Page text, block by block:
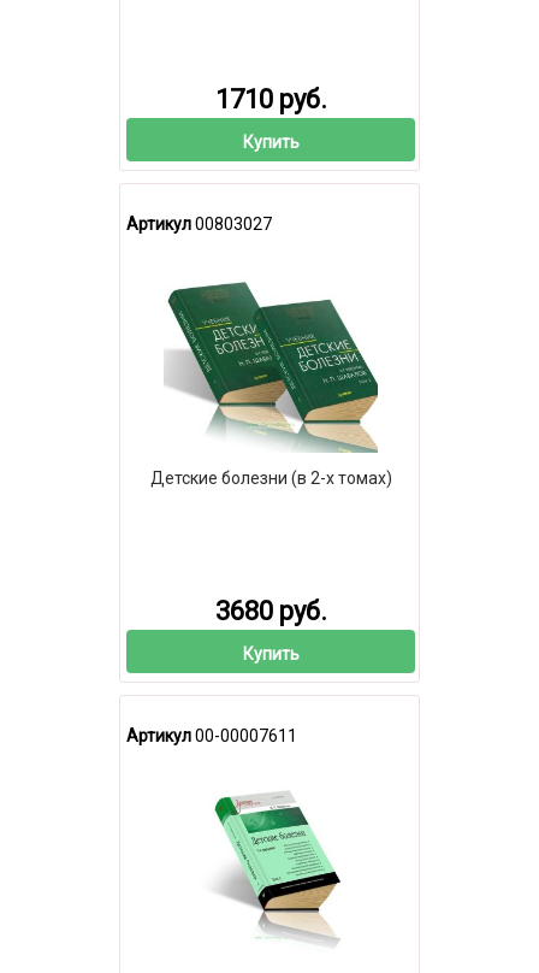
1710 руб.
Купить
Артикул00803027
Детские болезни (в 2-х томах)
3680 руб.
Купить
Артикул00-00007611